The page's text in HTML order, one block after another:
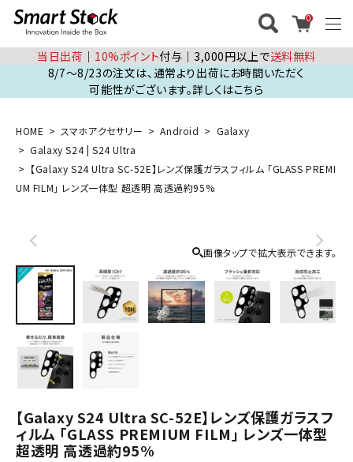
0
当日出荷 │ 10%ポイント付与│3,000円以上で送料無料
8/7～8/23の注文は、通常より出荷にお時間いただく
可能性がございます。詳しくはこちら
HOME スマホアクセサリー Android
Galaxy
Galaxy S24 | S24 Ultra
【Galaxy S24 Ultra SC-52E】レンズ保護ガラスフィルム 「GLASS PREMI
UM FILM」 レンズ一体型 超透明 高透過約95%
画像タップで拡大表示できます。
【Galaxy S24 Ultra SC-52E】レンズ保護ガラスフ
ィルム 「GLASS PREMIUM FILM」 レンズ一体型
超透明 高透過約95%